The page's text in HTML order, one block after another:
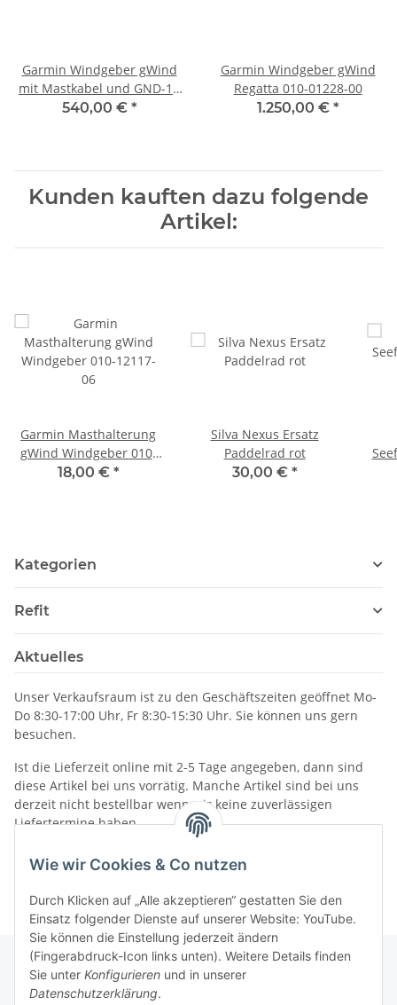
Wie wir Cookies & Co nutzen
Durch Klicken auf „Alle akzeptieren“ gestatten Sie den
Einsatz folgender Dienste auf unserer Website: YouTube.
Sie können die Einstellung jederzeit ändern
(Fingerabdruck-Icon links unten). Weitere Details finden
Sie unter Konfigurieren und in unserer
Datenschutzerklärung.
Garmin Windgeber gWind
mit Mastkabel und GND-10
010-01227-00
540,00 € *
Garmin Windgeber gWind
Regatta 010-01228-00
1.250,00 € *
Kunden kauften dazu folgende
Artikel:
Garmin Masthalterung
gWind Windgeber 010-
12117-06
18,00 € *
Silva Nexus Ersatz
Paddelrad rot
30,00 € *
Kategorien
Refit
Aktuelles
Unser Verkaufsraum ist zu den Geschäftszeiten geöffnet Mo-
Do 8:30-17:00 Uhr, Fr 8:30-15:30 Uhr. Sie können uns gern
besuchen.
Ist die Lieferzeit online mit 2-5 Tage angegeben, dann sind
diese Artikel bei uns vorrätig. Manche Artikel sind bei uns
derzeit nicht bestellbar wenn wir keine zuverlässigen
Liefertermine haben.
Informationen
Gesetzliche Informationen